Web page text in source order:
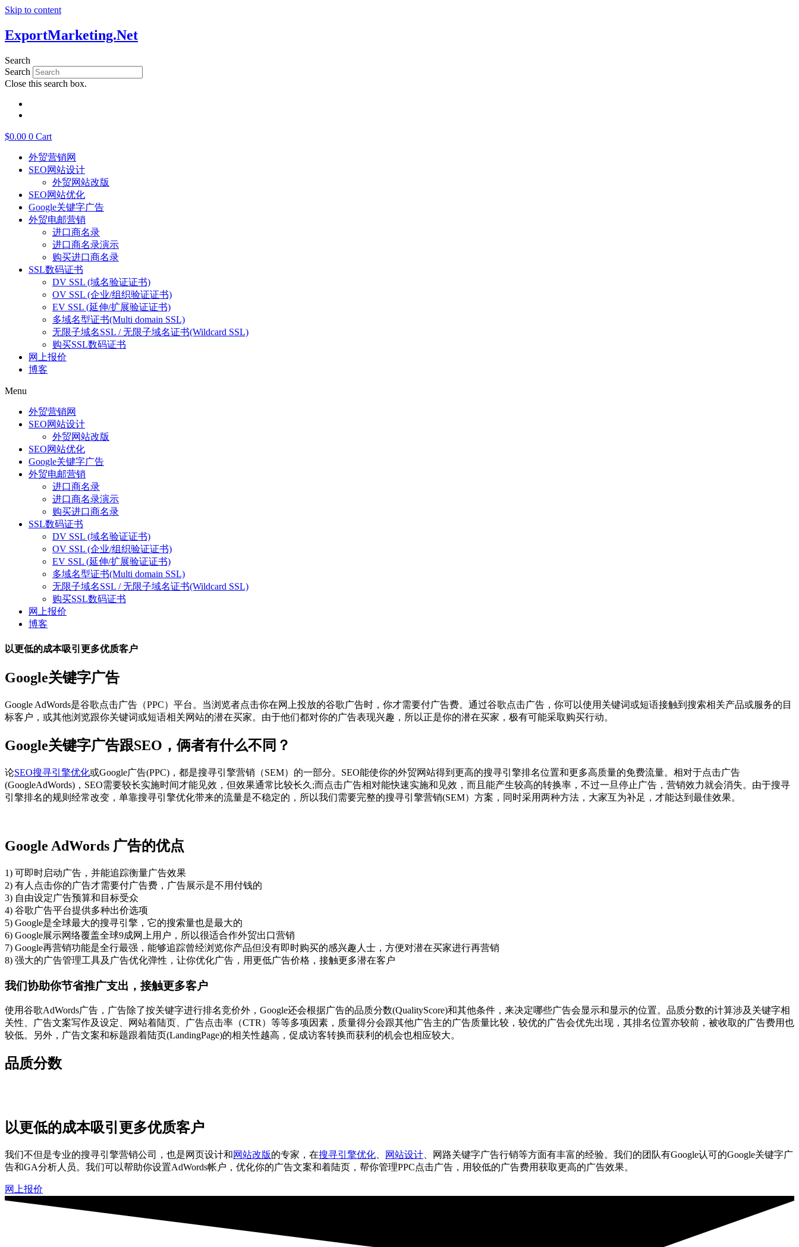
Skip to content
ExportMarketing.Net
Search
Search
Close this search box.
$0.00 0 Cart
外贸营销网
SEO网站设计
外贸网站改版
SEO网站优化
Google关键字广告
外贸电邮营销
进口商名录
进口商名录演示
购买进口商名录
SSL数码证书
DV SSL (域名验证证书)
OV SSL (企业/组织验证证书)
EV SSL (延伸/扩展验证证书)
多域名型证书(Multi domain SSL)
无限子域名SSL / 无限子域名证书(Wildcard SSL)
购买SSL数码证书
网上报价
博客
Menu
外贸营销网
SEO网站设计
外贸网站改版
SEO网站优化
Google关键字广告
外贸电邮营销
进口商名录
进口商名录演示
购买进口商名录
SSL数码证书
DV SSL (域名验证证书)
OV SSL (企业/组织验证证书)
EV SSL (延伸/扩展验证证书)
多域名型证书(Multi domain SSL)
无限子域名SSL / 无限子域名证书(Wildcard SSL)
购买SSL数码证书
网上报价
博客
以更低的成本吸引更多优质客户
Google关键字广告
Google AdWords是谷歌点击广告（PPC）平台。当浏览者点击你在网上投放的谷歌广告时，你才需要付广告费。通过谷歌点击广告，你可以使用关键词或短语接触到搜索相关产品或服务的目
标客户，或其他浏览跟你关键词或短语相关网站的潜在买家。由于他们都对你的广告表现兴趣，所以正是你的潜在买家，极有可能采取购买行动。
Google关键字广告跟SEO，俩者有什么不同？
论SEO搜寻引擎优化或Google广告(PPC)，都是搜寻引擎营销（SEM）的一部分。SEO能使你的外贸网站得到更高的搜寻引擎排名位置和更多高质量的免费流量。相对于点击广告
(GoogleAdWords)，SEO需要较长实施时间才能见效，但效果通常比较长久;而点击广告相对能快速实施和见效，而且能产生较高的转换率，不过一旦停止广告，营销效力就会消失。由于搜寻
引擎排名的规则经常改变，单靠搜寻引擎优化带来的流量是不稳定的，所以我们需要完整的搜寻引擎营销(SEM）方案，同时采用两种方法，大家互为补足，才能达到最佳效果。
Google AdWords 广告的优点
1) 可即时启动广告，并能追踪衡量广告效果
2) 有人点击你的广告才需要付广告费，广告展示是不用付钱的
3) 自由设定广告预算和目标受众
4) 谷歌广告平台提供多种出价选项
5) Google是全球最大的搜寻引擎，它的搜索量也是最大的
6) Google展示网络覆盖全球9成网上用户，所以很适合作外贸出口营销
7) Google再营销功能是全行最强，能够追踪曾经浏览你产品但没有即时购买的感兴趣人士，方便对潜在买家进行再营销
8) 强大的广告管理工具及广告优化弹性，让你优化广告，用更低广告价格，接触更多潜在客户
我们协助你节省推广支出，接触更多客户
使用谷歌AdWords广告，广告除了按关键字进行排名竞价外，Google还会根据广告的品质分数(QualityScore)和其他条件，来决定哪些广告会显示和显示的位置。品质分数的计算涉及关键字相
关性、广告文案写作及设定、网站着陆页、广告点击率（CTR）等等多项因素，质量得分会跟其他广告主的广告质量比较，较优的广告会优先出现，其排名位置亦较前，被收取的广告费用也
较低。另外，广告文案和标题跟着陆页(LandingPage)的相关性越高，促成访客转换而获利的机会也相应较大。
品质分数
以更低的成本吸引更多优质客户
我们不但是专业的搜寻引擎营销公司，也是网页设计和网站改版的专家，在搜寻引擎优化 网站设计 、网路关键字广告行销等方面有丰富的经验。我们的团队有Google认可的Google关键字广
告和GA分析人员。我们可以帮助你设置AdWords帐户，优化你的广告文案和着陆页，帮你管理PPC点击广告，用较低的广告费用获取更高的广告效果。
网上报价